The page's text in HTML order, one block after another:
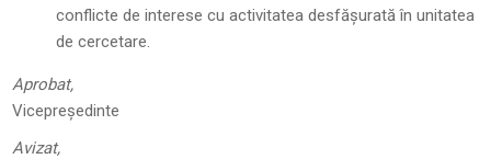
conflicte de interese cu activitatea desfășurată în unitatea
de cercetare.
Aprobat,
Vicepreședinte
Avizat,